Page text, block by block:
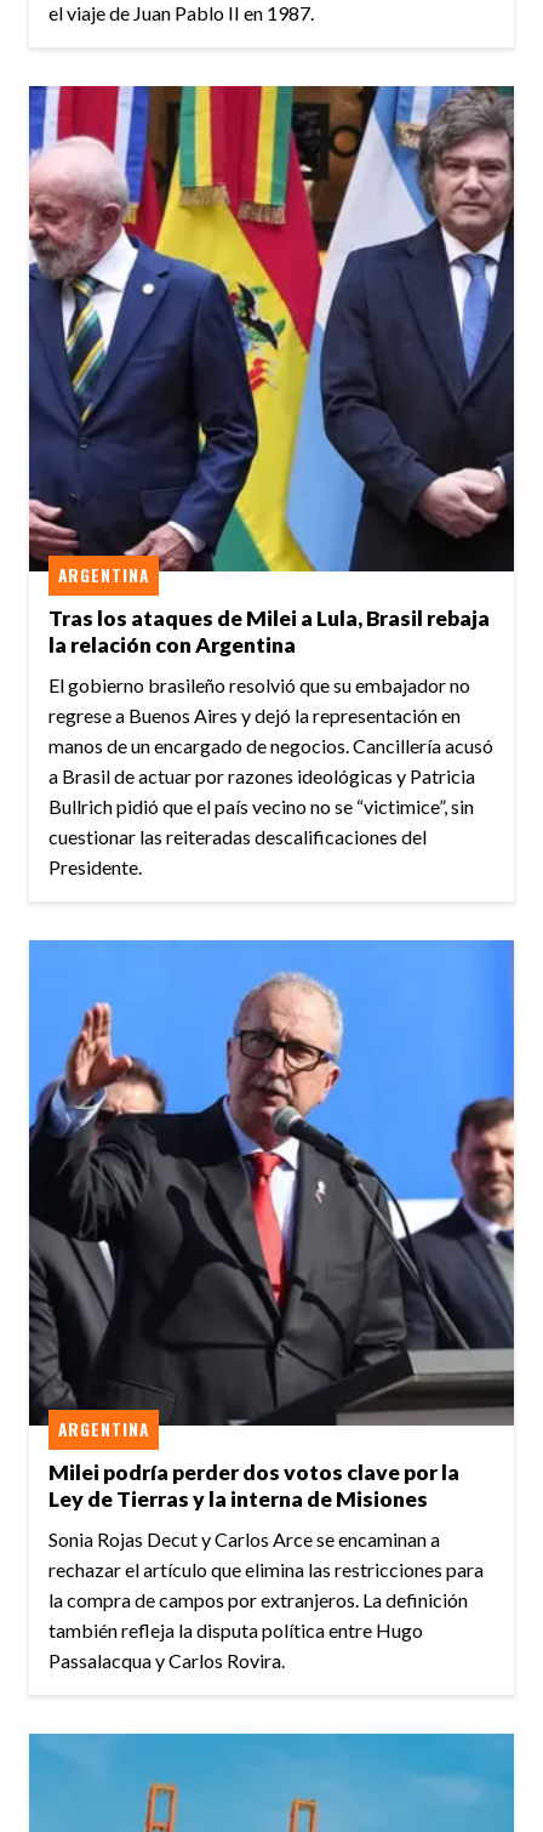
el viaje de Juan Pablo II en 1987.
Tras los ataques de Milei a Lula, Brasil rebaja
la relación con Argentina
ARGENTINA
El gobierno brasileño resolvió que su embajador no
regrese a Buenos Aires y dejó la representación en
manos de un encargado de negocios. Cancillería acusó
a Brasil de actuar por razones ideológicas y Patricia
Bullrich pidió que el país vecino no se “victimice”, sin
cuestionar las reiteradas descalificaciones del
Presidente.
Milei podría perder dos votos clave por la
Ley de Tierras y la interna de Misiones
ARGENTINA
Sonia Rojas Decut y Carlos Arce se encaminan a
rechazar el artículo que elimina las restricciones para
la compra de campos por extranjeros. La definición
también refleja la disputa política entre Hugo
Passalacqua y Carlos Rovira.